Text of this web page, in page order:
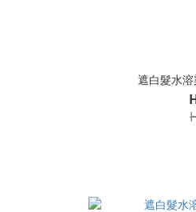
遮白髮水